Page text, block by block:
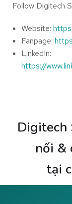
Follow Digitech
Website:
Fanpage:
LinkedIn:
https://
Digitech
nối &
tại